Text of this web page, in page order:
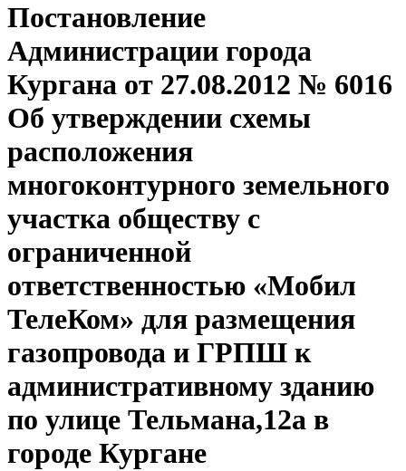
Постановление
Администрации города
Кургана от 27.08.2012 № 6016
Об утверждении схемы
расположения
многоконтурного земельного
участка обществу с
ограниченной
ответственностью «Мобил
ТелеКом» для размещения
газопровода и ГРПШ к
административному зданию
по улице Тельмана,12а в
городе Кургане